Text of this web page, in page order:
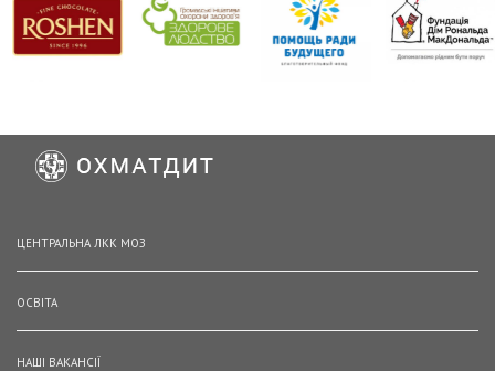
ЦЕНТРАЛЬНА ЛКК МОЗ
ОСВІТА
НАШІ ВАКАНСІЇ